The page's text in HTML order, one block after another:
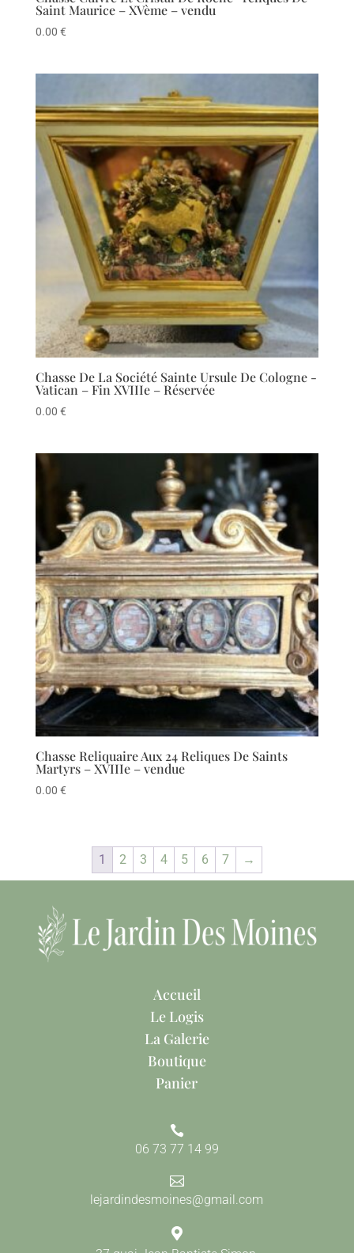
Saint Maurice – XVème – vendu
0.00 €
Chasse De La Société Sainte Ursule De Cologne -
Vatican – Fin XVIIIe – Réservée
0.00 €
Chasse Reliquaire Aux 24 Reliques De Saints
Martyrs – XVIIIe – vendue
0.00 €
1 2 3 4 5 6 7 →
Accueil
Le Logis
La Galerie
Boutique
Panier

06 73 77 14 99

lejardindesmoines@gmail.com
